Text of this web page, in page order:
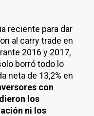
reciente para dar
al carry trade en
2016 y 2017,
borró todo lo
neta de 13,2% en
con
los
ni los